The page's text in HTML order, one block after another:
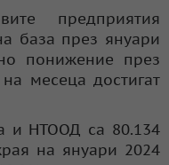
предприятия
база през януари
понижение през
месеца достигат
и НТООД са 80.134
на януари 2024